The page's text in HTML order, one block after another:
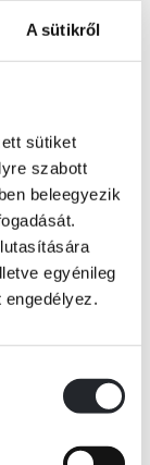
A sütikről
sütiket
szabott
beleegyezik
egyénileg
át zakatol.